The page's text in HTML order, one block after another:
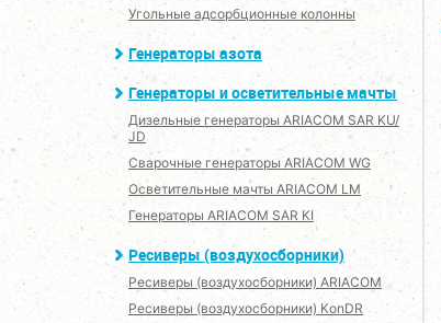
Угольные адсорбционные колонны
Генераторы азота
Генераторы и осветительные мачты
Дизельные генераторы ARIACOM SAR KU/
JD
Сварочные генераторы ARIACOM WG
Осветительные мачты ARIACOM LM
Генераторы ARIACOM SAR KI
Ресиверы (воздухосборники)
Ресиверы (воздухосборники) ARIACOM
Ресиверы (воздухосборники) KonDR